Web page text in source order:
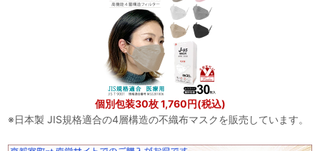
個別包装30枚 1,760円(税込)
※日本製 JIS規格適合の4層構造の不織布マスクを販売しています。